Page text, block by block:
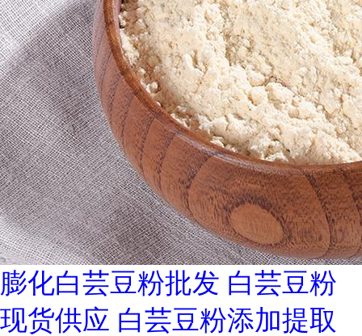
膨化白芸豆粉批发 白芸豆粉
现货供应 白芸豆粉添加提取